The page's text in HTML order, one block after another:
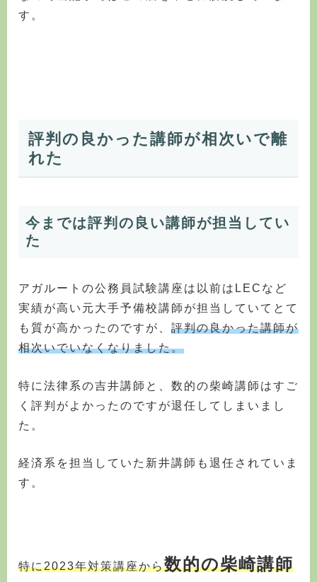
す。
評判の良かった講師が相次いで離
れた
今までは評判の良い講師が担当してい
た
アガルートの公務員試験講座は以前はLECなど
実績が高い元大手予備校講師が担当していてとて
も質が高かったのですが、 評判の良かった講師が
相次いでいなくなりました。
特に法律系の吉井講師と、数的の柴崎講師はすご
く評判がよかったのですが退任してしまいまし
た。
経済系を担当していた新井講師も退任されていま
す。
特に2023年対策講座から数的の柴崎講師